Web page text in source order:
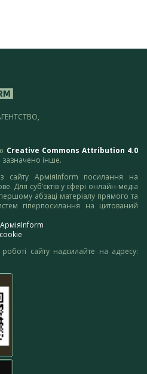
Creative Commons Attribution 4.0
інше.
сайту АрміяInform посилання на
Для суб’єктів у сфері онлайн-медіа
абзаці матеріалу прямого та
гіперпосилання на цитований
сайту надсилайте на адресу: